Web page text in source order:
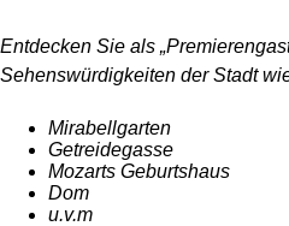
Entdecken Sie als
Sehenswürdigkeiten der Stadt
Mirabellgarten
Getreidegasse
Mozarts Geburtshaus
Dom
u.v.m